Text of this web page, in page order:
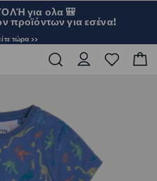
για ολα 🎒
προϊόντων για εσένα!
τώρα >>